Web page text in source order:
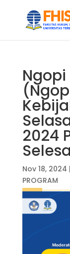
2024
Nov 18, 2024 |
PROGRAM